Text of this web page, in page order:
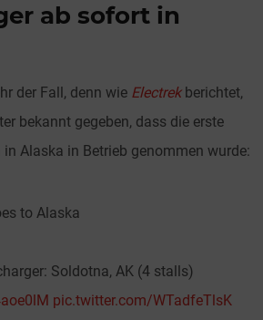
ab sofort in
der Fall, denn wie Electrekberichtet,
bekannt gegeben, dass die erste
Alaska in Betrieb genommen wurde:
to Alaska
Soldotna, AK (4 stalls)
pic.twitter.com/WTadfeTlsK